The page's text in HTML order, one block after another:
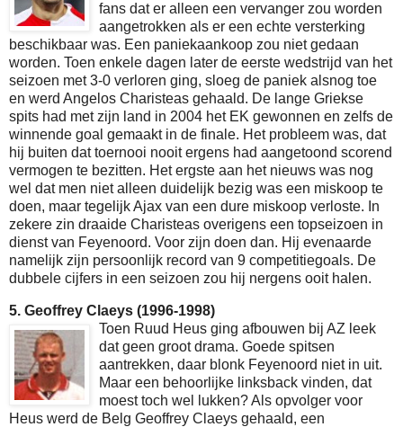
fans dat er alleen een vervanger zou worden
aangetrokken als er een echte versterking
beschikbaar was. Een paniekaankoop zou niet gedaan
worden. Toen enkele dagen later de eerste wedstrijd van het
seizoen met 3-0 verloren ging, sloeg de paniek alsnog toe
en werd Angelos Charisteas gehaald. De lange Griekse
spits had met zijn land in 2004 het EK gewonnen en zelfs de
winnende goal gemaakt in de finale. Het probleem was, dat
hij buiten dat toernooi nooit ergens had aangetoond scorend
vermogen te bezitten. Het ergste aan het nieuws was nog
wel dat men niet alleen duidelijk bezig was een miskoop te
doen, maar tegelijk Ajax van een dure miskoop verloste. In
zekere zin draaide Charisteas overigens een topseizoen in
dienst van Feyenoord. Voor zijn doen dan. Hij evenaarde
namelijk zijn persoonlijk record van 9 competitiegoals. De
dubbele cijfers in een seizoen zou hij nergens ooit halen.
5. Geoffrey Claeys (1996-1998)
Toen Ruud Heus ging afbouwen bij AZ leek
dat geen groot drama. Goede spitsen
aantrekken, daar blonk Feyenoord niet in uit.
Maar een behoorlijke linksback vinden, dat
moest toch wel lukken? Als opvolger voor
Heus werd de Belg Geoffrey Claeys gehaald, een